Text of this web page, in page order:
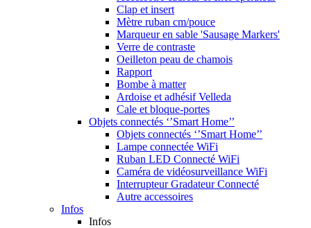
Clap et insert
Mètre ruban cm/pouce
Marqueur en sable 'Sausage Markers'
Verre de contraste
Oeilleton peau de chamois
Rapport
Bombe à matter
Ardoise et adhésif Velleda
Cale et bloque-portes
Objets connectés ‘’Smart Home’’
Objets connectés ‘’Smart Home’’
Lampe connectée WiFi
Ruban LED Connecté WiFi
Caméra de vidéosurveillance WiFi
Interrupteur Gradateur Connecté
Autre accessoires
Infos
Infos